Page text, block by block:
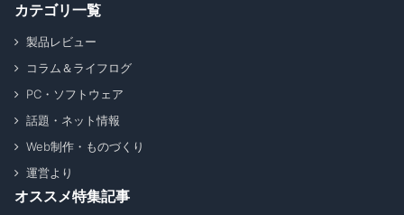
カテゴリ一覧
製品レビュー
コラム＆ライフログ
PC・ソフトウェア
話題・ネット情報
Web制作・ものづくり
運営より
オススメ特集記事